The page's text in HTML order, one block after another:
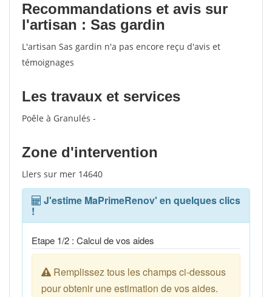
Recommandations et avis sur
l'artisan : Sas gardin
L'artisan Sas gardin n'a pas encore reçu d'avis et
témoignages
Les travaux et services
Poêle à Granulés -
Zone d'intervention
Llers sur mer 14640